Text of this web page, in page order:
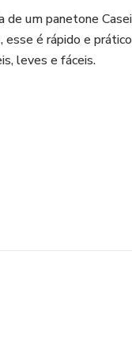
um panetone
é rápido e
leves e fáceis.